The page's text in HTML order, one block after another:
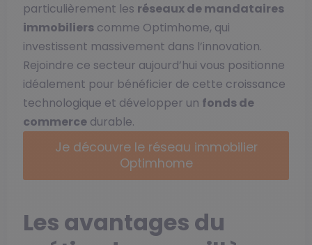
particulièrement les réseaux de mandataires
immobilierscomme Optimhome, qui
investissent massivement dans l’innovation.
Rejoindre ce secteur aujourd’hui vous positionne
idéalement pour bénéficier de cette croissance
technologique et développer un fonds de
commercedurable.
Je découvre le réseau immobilier
Optimhome
Les avantages du